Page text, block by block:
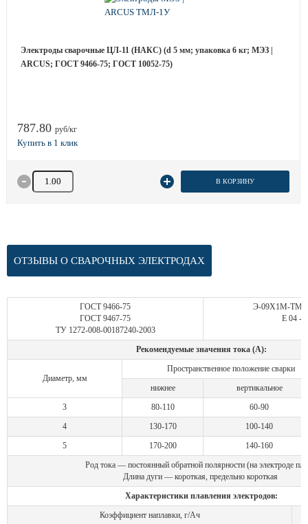
Электроды сварочные ЦЛ-11 (НАКС) (d 5 мм; упаковка 6 кг; МЭЗ |
ARCUS; ГОСТ 9466-75; ГОСТ 10052-75)
787.80 руб/кг
Количество товара В КОРЗИНУ
ОТЗЫВЫ О СВАРОЧНЫХ ЭЛЕКТРОДАХ
ГОСТ 9466-75
ГОСТ 9467-75
ТУ 1272-008-00187240-2003
Э-09Х1М-
Е 04 -
Рекомендуемые значения тока (А):
Диаметр, мм
Пространственное положение сварки
нижнее
вертикальное
3
80-110
60-90
4
130-170
100-140
5
170-200
140-160
Род тока — постоянный обратной полярности (на электроде
Длина дуги — короткая, предельно короткая
Характеристики плавления электродов:
Коэффициент наплавки, г/Ач